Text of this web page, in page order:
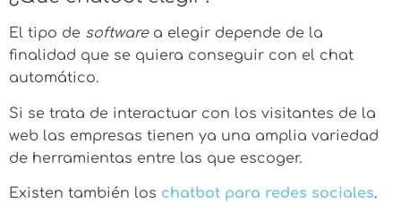
El tipo de softwarea elegir depende de la
finalidad que se quiera conseguir con el chat
automático.
Si se trata de interactuar con los visitantes de la
web las empresas tienen ya una amplia variedad
de herramientas entre las que escoger.
Existen también los chatbot para redes sociales.